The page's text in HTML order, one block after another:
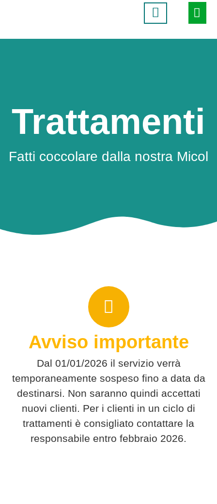
Trattamenti
Fatti coccolare dalla nostra Micol
Avviso importante
Dal 01/01/2026 il servizio verrà
temporaneamente sospeso fino a data da
destinarsi. Non saranno quindi accettati
nuovi clienti. Per i clienti in un ciclo di
trattamenti è consigliato contattare la
responsabile entro febbraio 2026.